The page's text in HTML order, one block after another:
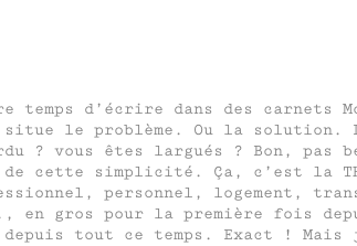
d’écrire dans des carnets
le problème. Ou la solution.
? vous êtes largués ? Bon, pas
de cette simplicité. Ça, c’est la
personnel, logement,
en gros pour la première fois
tout ce temps. Exact ! Mais